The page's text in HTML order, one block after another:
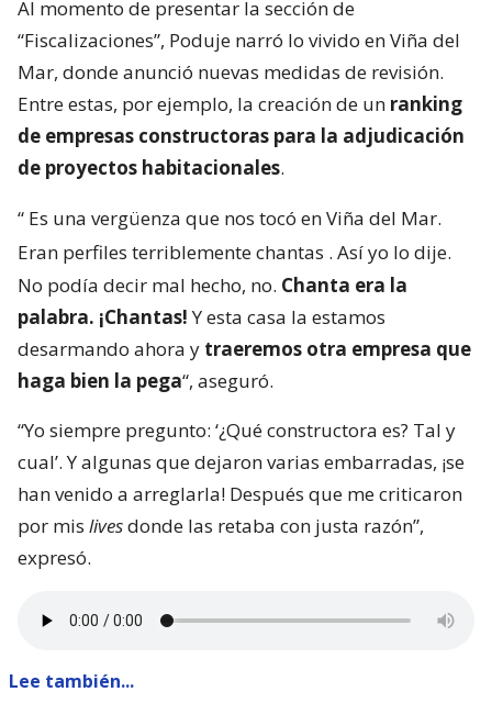
Al momento de presentar la sección de
“Fiscalizaciones”, Poduje narró lo vivido en Viña del
Mar, donde anunció nuevas medidas de revisión.
Entre estas, por ejemplo, la creación de un ranking
de empresas constructoras para la adjudicación
de proyectos habitacionales.
“ Es una vergüenza que nos tocó en Viña del Mar.
Eran perfiles terriblemente chantas . Así yo lo dije.
No podía decir mal hecho, no. Chanta era la
palabra. ¡Chantas!Y esta casa la estamos
desarmando ahora y traeremos otra empresa que
haga bien la pega“, aseguró.
“Yo siempre pregunto: ‘¿Qué constructora es? Tal y
cual’. Y algunas que dejaron varias embarradas, ¡se
han venido a arreglarla! Después que me criticaron
por mis livesdonde las retaba con justa razón”,
expresó.
Lee también...